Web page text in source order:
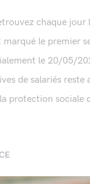
chaque jour
le premier
le 20/05/
de salariés
protection sociale